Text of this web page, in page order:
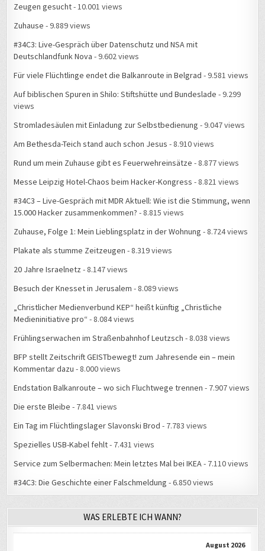
Zeugen gesucht- 10.001 views
Zuhause - 9.889 views
#34C3: Live-Gespräch über Datenschutz und NSA mit
Deutschlandfunk Nova - 9.602 views
Für viele Flüchtlinge endet die Balkanroute in Belgrad - 9.581 views
Auf biblischen Spuren in Shilo: Stiftshütte und Bundeslade - 9.299
views
Stromladesäulen mit Einladung zur Selbstbedienung - 9.047 views
Am Bethesda-Teich stand auch schon Jesus - 8.910 views
Rund um mein Zuhause gibt es Feuerwehreinsätze - 8.877 views
Messe Leipzig Hotel-Chaos beim Hacker-Kongress - 8.821 views
#34C3 – Live-Gespräch mit MDR Aktuell: Wie ist die Stimmung, wenn
15.000 Hacker zusammenkommen? - 8.815 views
Zuhause, Folge 1: Mein Lieblingsplatz in der Wohnung - 8.724 views
Plakate als stumme Zeitzeugen - 8.319 views
20 Jahre Israelnetz - 8.147 views
Besuch der Knesset in Jerusalem - 8.089 views
„Christlicher Medienverbund KEP“ heißt künftig „Christliche
Medieninitiative pro“ - 8.084 views
Frühlingserwachen im Straßenbahnhof Leutzsch - 8.038 views
BFP stellt Zeitschrift GEISTbewegt! zum Jahresende ein – mein
Kommentar dazu - 8.000 views
Endstation Balkanroute – wo sich Fluchtwege trennen - 7.907 views
Die erste Bleibe - 7.841 views
Ein Tag im Flüchtlingslager Slavonski Brod - 7.783 views
Spezielles USB-Kabel fehlt- 7.431 views
Service zum Selbermachen: Mein letztes Mal bei IKEA- 7.110 views
#34C3: Die Geschichte einer Falschmeldung - 6.850 views
WAS ERLEBTE ICH WANN?
August 2026